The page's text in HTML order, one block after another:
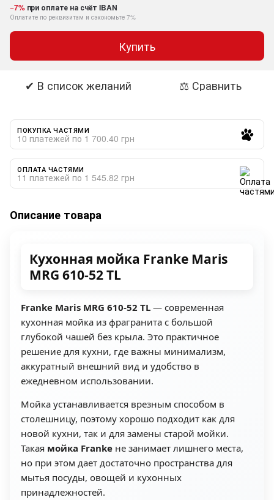
−7%при оплате на счёт IBAN
Оплатите по реквизитам и сэкономьте 7%
Купить
✔ В список желаний ⚖ Сравнить
ПОКУПКА ЧАСТЯМИ
10 платежей по 1 700.40 грн
ОПЛАТА ЧАСТЯМИ
11 платежей по 1 545.82 грн
Описание товара
Кухонная мойка Franke Maris
MRG 610-52 TL
Franke Maris MRG 610-52 TL — современная
кухонная мойка из фрагранита с большой
глубокой чашей без крыла. Это практичное
решение для кухни, где важны минимализм,
аккуратный внешний вид и удобство в
ежедневном использовании.
Мойка устанавливается врезным способом в
столешницу, поэтому хорошо подходит как для
новой кухни, так и для замены старой мойки.
Такая мойка Franke не занимает лишнего места,
но при этом дает достаточно пространства для
мытья посуды, овощей и кухонных
принадлежностей.